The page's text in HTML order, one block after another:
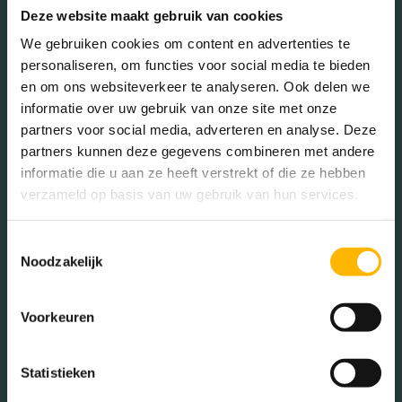
Deze website maakt gebruik van cookies
We gebruiken cookies om content en advertenties te
personaliseren, om functies voor social media te bieden
en om ons websiteverkeer te analyseren. Ook delen we
informatie over uw gebruik van onze site met onze
partners voor social media, adverteren en analyse. Deze
partners kunnen deze gegevens combineren met andere
informatie die u aan ze heeft verstrekt of die ze hebben
verzameld op basis van uw gebruik van hun services.
Noodzakelijk
Voorkeuren
Statistieken
MEER INFORMATIE